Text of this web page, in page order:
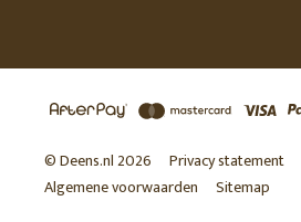
© Deens.nl 2026 Privacy statement
Algemene voorwaarden
Sitemap